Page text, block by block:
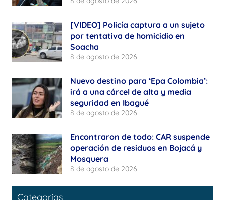
[VIDEO] Policía captura a un sujeto
por tentativa de homicidio en
Soacha
8 de agosto de 2026
Nuevo destino para ‘Epa Colombia’:
irá a una cárcel de alta y media
seguridad en Ibagué
8 de agosto de 2026
Encontraron de todo: CAR suspende
operación de residuos en Bojacá y
Mosquera
8 de agosto de 2026
Categorías